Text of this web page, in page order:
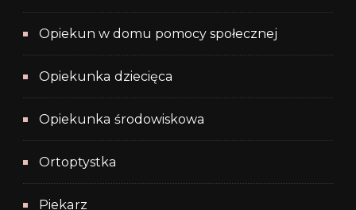
Opiekun w domu pomocy społecznej
Opiekunka dziecięca
Opiekunka środowiskowa
Ortoptystka
Piekarz